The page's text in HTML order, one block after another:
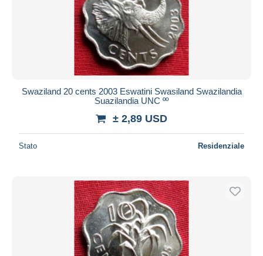
Aggiorna
Swaziland 20 cents 2003 Eswatini Swasiland Swazilandia
Suazilandia UNC ºº
± 2,89 USD
Stato Residenziale